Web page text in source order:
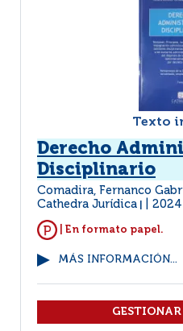
Texto
Derecho
Disciplinario
Comadira, Fernanco
Cathedra Jurídica
2024
| En formato papel.
MÁS INFORMACIÓN...